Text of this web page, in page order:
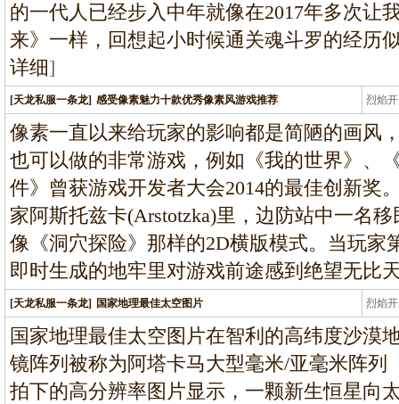
的一代人已经步入中年就像在2017年多次让
来》一样，回想起小时候通关魂斗罗的经历
详细]
[天龙私服一条龙] 感受像素魅力十款优秀像素风游戏推荐 烈焰
像素一直以来给玩家的影响都是简陋的画风
也可以做的非常游戏，例如《我的世界》、
件》曾获游戏开发者大会2014的最佳创新奖
家阿斯托兹卡(Arstotzka)里，边防站中一名
像《洞穴探险》那样的2D横版模式。当玩家
即时生成的地牢里对游戏前途感到绝望无比
[天龙私服一条龙] 国家地理最佳太空图片 烈焰
龙
国家地理最佳太空图片在智利的高纬度沙漠
镜阵列被称为阿塔卡马大型毫米/亚毫米阵
拍下的高分辨率图片显示，一颗新生恒星向